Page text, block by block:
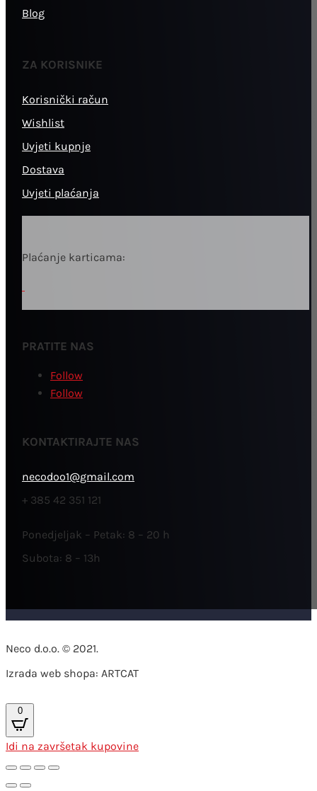
Blog
ZA KORISNIKE
Korisnički račun
Wishlist
Uvjeti kupnje
Dostava
Uvjeti plaćanja
Plaćanje karticama:
PRATITE NAS
Follow
Follow
KONTAKTIRAJTE NAS
necodoo1@gmail.com
+ 385 42 351 121
Ponedjeljak – Petak: 8 – 20 h
Subota: 8 – 13h
Neco d.o.o. © 2021.
Izrada web shopa: ARTCAT
0
Idi na završetak kupovine